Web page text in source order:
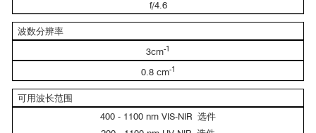
f/4.6
波数分辨率
3cm-1
0.8 cm-1
可用波长范围
400 - 1100 nm VIS-NIR 选件
偏振测量
2
200μm*200μm，每一个像素点1